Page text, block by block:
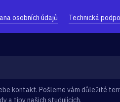
osobních údajů Technická
kontakt. Pošleme vám důležité
a tipy našich studujících.